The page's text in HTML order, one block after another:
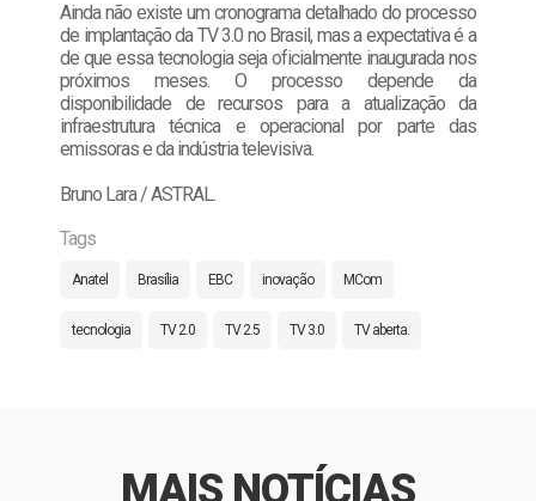
Ainda não existe um cronograma detalhado do processo
de implantação da TV 3.0 no Brasil, mas a expectativa é a
de que essa tecnologia seja oficialmente inaugurada nos
próximos meses. O processo depende da
disponibilidade de recursos para a atualização da
infraestrutura técnica e operacional por parte das
emissoras e da indústria televisiva.
Bruno Lara / ASTRAL.
Tags
Anatel Brasília EBC inovação MCom
tecnologia TV 2.0 TV 2.5 TV 3.0 TV aberta.
MAIS NOTÍCIAS